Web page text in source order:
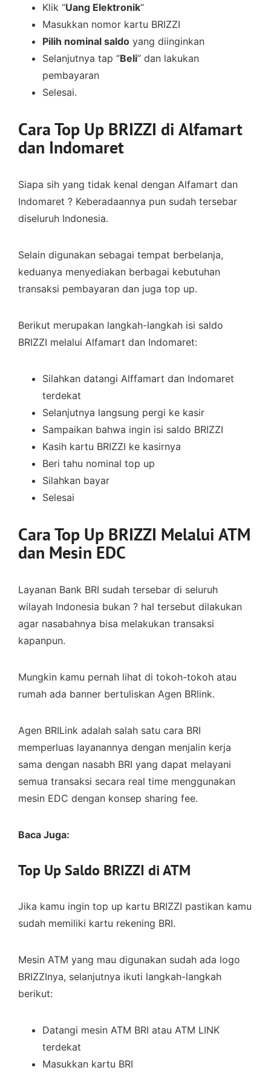
Klik “Uang Elektronik“
Masukkan nomor kartu BRIZZI
Pilih nominal saldo yang diinginkan
Selanjutnya tap “Beli” dan lakukan
pembayaran
Selesai.
Cara Top Up BRIZZI di Alfamart
dan Indomaret
Siapa sih yang tidak kenal dengan Alfamart dan
Indomaret ? Keberadaannya pun sudah tersebar
diseluruh Indonesia.
Selain digunakan sebagai tempat berbelanja,
keduanya menyediakan berbagai kebutuhan
transaksi pembayaran dan juga top up.
Berikut merupakan langkah-langkah isi saldo
BRIZZI melalui Alfamart dan Indomaret:
Silahkan datangi Alffamart dan Indomaret
terdekat
Selanjutnya langsung pergi ke kasir
Sampaikan bahwa ingin isi saldo BRIZZI
Kasih kartu BRIZZI ke kasirnya
Beri tahu nominal top up
Silahkan bayar
Selesai
Cara Top Up BRIZZI Melalui ATM
dan Mesin EDC
Layanan Bank BRI sudah tersebar di seluruh
wilayah Indonesia bukan ? hal tersebut dilakukan
agar nasabahnya bisa melakukan transaksi
kapanpun.
Mungkin kamu pernah lihat di tokoh-tokoh atau
rumah ada banner bertuliskan Agen BRlink.
Agen BRILink adalah salah satu cara BRI
memperluas layanannya dengan menjalin kerja
sama dengan nasabh BRI yang dapat melayani
semua transaksi secara real time menggunakan
mesin EDC dengan konsep sharing fee.
Baca Juga:
Top Up Saldo BRIZZI di ATM
Jika kamu ingin top up kartu BRIZZI pastikan kamu
sudah memiliki kartu rekening BRI.
Mesin ATM yang mau digunakan sudah ada logo
BRIZZInya, selanjutnya ikuti langkah-langkah
berikut:
Datangi mesin ATM BRI atau ATM LINK
terdekat
Masukkan kartu BRI